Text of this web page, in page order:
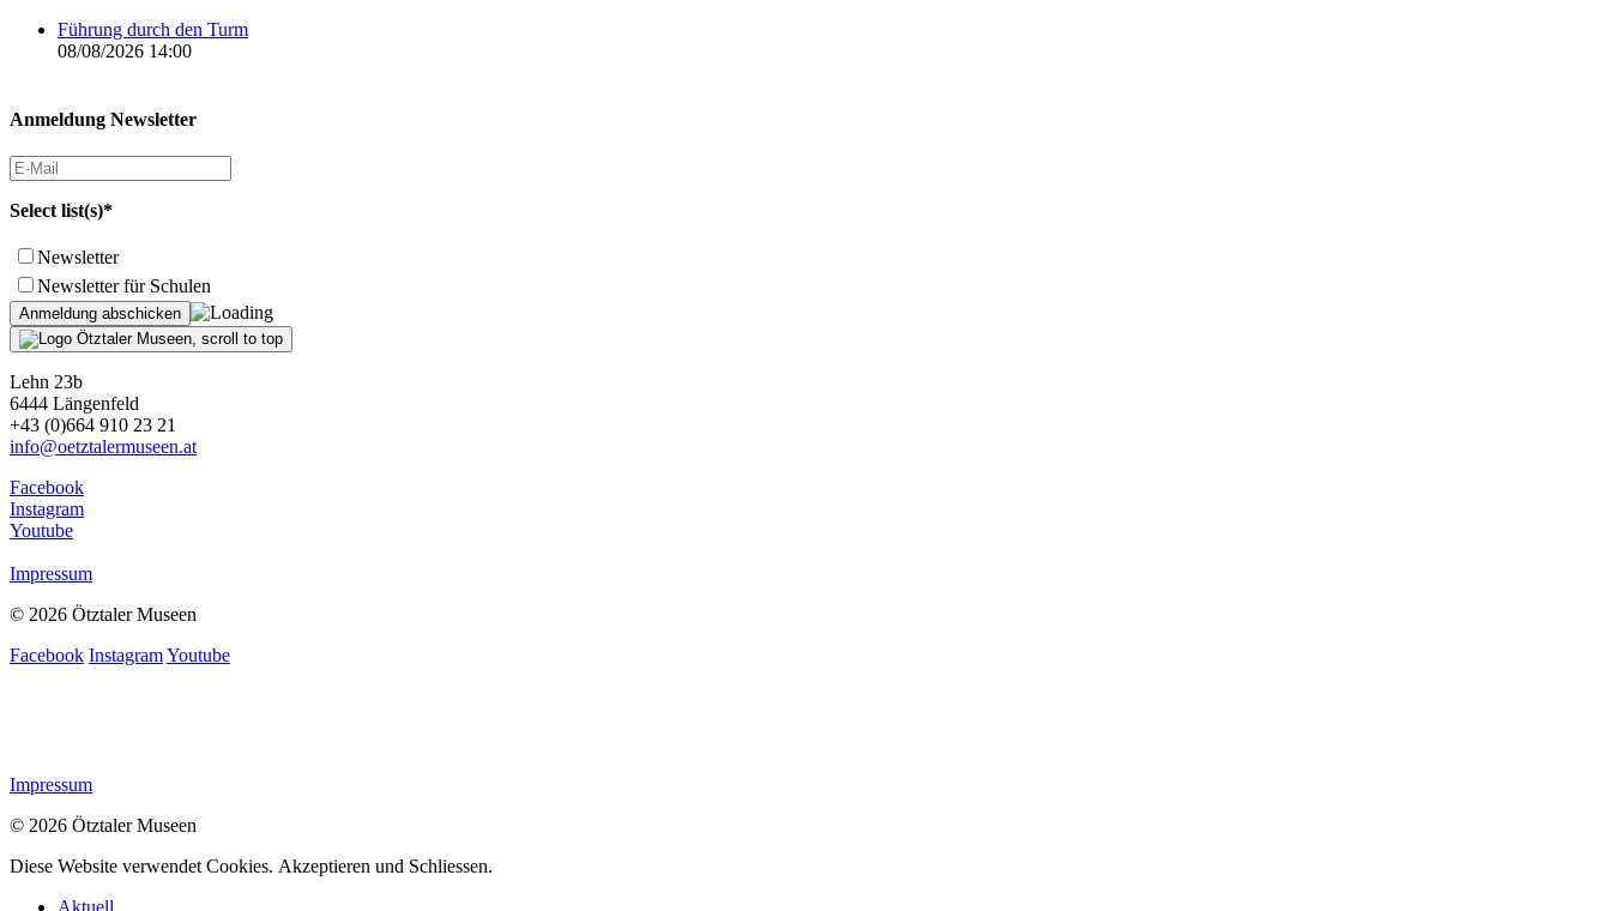
Führung durch den Turm
08/08/2026 14:00
Anmeldung Newsletter
Select list(s)*
Newsletter
Newsletter für Schulen
Lehn 23b
6444 Längenfeld
+43 (0)664 910 23 21
info@oetztalermuseen.at
Facebook
Instagram
Youtube
Impressum
© 2026 Ötztaler Museen
Facebook InstagramYoutube
Impressum
© 2026 Ötztaler Museen
Diese Website verwendet Cookies. Akzeptieren und Schliessen.